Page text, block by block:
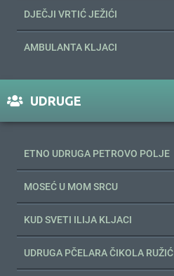
DJEČJI VRTIĆ JEŽIĆI
AMBULANTA KLJACI
UDRUGE
ETNO UDRUGA PETROVO POLJE
MOSEĆ U MOM SRCU
KUD SVETI ILIJA KLJACI
UDRUGA PČELARA ČIKOLA RUŽIĆ